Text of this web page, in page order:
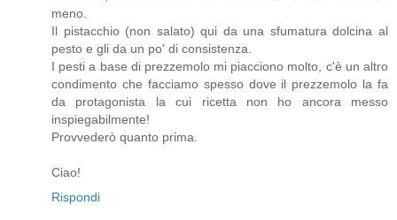
meno.
Il pistacchio (non salato) qui da una sfumatura dolcina al
pesto e gli da un po' di consistenza.
I pesti a base di prezzemolo mi piacciono molto, c'è un altro
condimento che facciamo spesso dove il prezzemolo la fa
da protagonista la cui ricetta non ho ancora messo
inspiegabilmente!
Provvederò quanto prima.
Ciao!
Rispondi